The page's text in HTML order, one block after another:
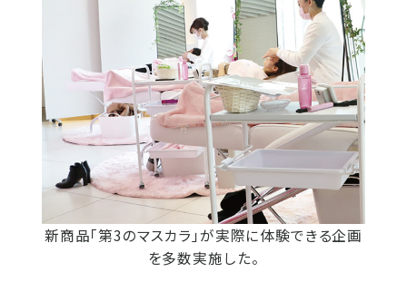
新商品「第3のマスカラ」が実際に体験できる企画
を多数実施した。